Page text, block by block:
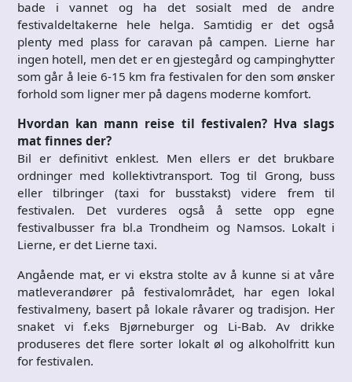
bade i vannet og ha det sosialt med de andre
festivaldeltakerne hele helga. Samtidig er det også
plenty med plass for caravan på campen. Lierne har
ingen hotell, men det er en gjestegård og campinghytter
som går å leie 6-15 km fra festivalen for den som ønsker
forhold som ligner mer på dagens moderne komfort.
Hvordan kan mann reise til festivalen? Hva slags
mat finnes der?
Bil er definitivt enklest. Men ellers er det brukbare
ordninger med kollektivtransport. Tog til Grong, buss
eller tilbringer (taxi for busstakst) videre frem til
festivalen. Det vurderes også å sette opp egne
festivalbusser fra bl.a Trondheim og Namsos. Lokalt i
Lierne, er det Lierne taxi.
Angående mat, er vi ekstra stolte av å kunne si at våre
matleverandører på festivalområdet, har egen lokal
festivalmeny, basert på lokale råvarer og tradisjon. Her
snaket vi f.eks Bjørneburger og Li-Bab. Av drikke
produseres det flere sorter lokalt øl og alkoholfritt kun
for festivalen.